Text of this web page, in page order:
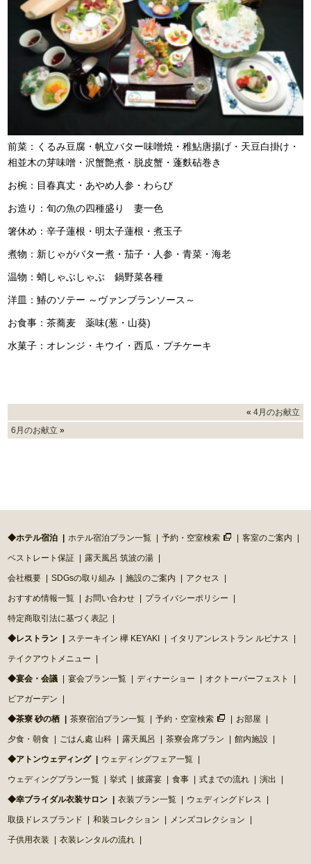
前菜：くるみ豆腐・帆立バター味噌焼・稚鮎唐揚げ・天豆白掛け・
相並木の芽味噌・沢蟹艶煮・脱皮蟹・蓬麩砧巻き
お椀：目春真丈・あやめ人参・わらび
お造り：旬の魚の四種盛り 妻一色
箸休め：辛子蓮根・明太子蓮根・煮玉子
煮物：新じゃがバター煮・茄子・人参・青菜・海老
温物：蛸しゃぶしゃぶ 鍋野菜各種
洋皿：鰆のソテー ～ヴァンブランソース～
お食事：茶蕎麦 薬味(葱・山葵)
水菓子：オレンジ・キウイ・西瓜・プチケーキ
« 4月のお献立
6月のお献立 »
◆ホテル宿泊 ホテル宿泊プラン一覧 予約・空室検索 客室のご案内
ベストレート保証 露天風呂 筑波の湯
会社概要 SDGsの取り組み 施設のご案内 アクセス
おすすめ情報一覧 お問い合わせ プライバシーポリシー
特定商取引法に基づく表記
◆レストラン ステーキイン 欅 KEYAKI イタリアンレストラン ルピナス
テイクアウトメニュー
◆宴会・会議 宴会プラン一覧 ディナーショー オクトーバーフェスト
ビアガーデン
◆茶寮 砂の栖 茶寮宿泊プラン一覧 予約・空室検索 お部屋
夕食・朝食 ごはん處 山科 露天風呂 茶寮会席プラン 館内施設
◆アトンウェディング ウェディングフェア一覧
ウェディングプラン一覧 挙式 披露宴 食事 式までの流れ 演出
◆幸ブライダル衣装サロン 衣装プラン一覧 ウェディングドレス
取扱ドレスブランド 和装コレクション メンズコレクション
子供用衣装 衣装レンタルの流れ